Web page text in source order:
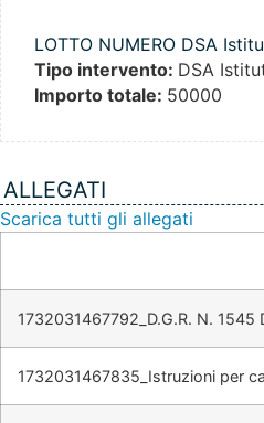
LOTTO NUMERO DSA
Tipo intervento: DSA
Importo totale: 50000
ALLEGATI
Scarica tutti gli allegati
1732031467792_D.G.R. N.
1732031467835_Istruzioni per